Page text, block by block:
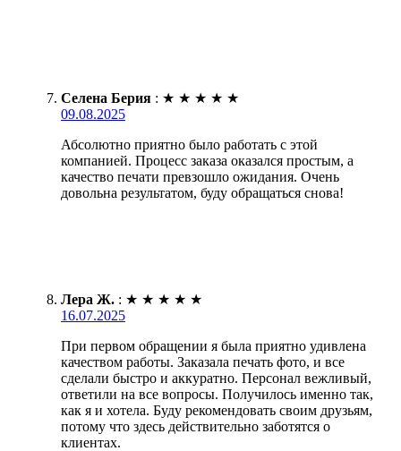
Селена Берия : ★ ★ ★ ★ ★
09.08.2025
Абсолютно приятно было работать с этой
компанией. Процесс заказа оказался простым, а
качество печати превзошло ожидания. Очень
довольна результатом, буду обращаться снова!
Лера Ж. : ★ ★ ★ ★ ★
16.07.2025
При первом обращении я была приятно удивлена
качеством работы. Заказала печать фото, и все
сделали быстро и аккуратно. Персонал вежливый,
ответили на все вопросы. Получилось именно так,
как я и хотела. Буду рекомендовать своим друзьям,
потому что здесь действительно заботятся о
клиентах.